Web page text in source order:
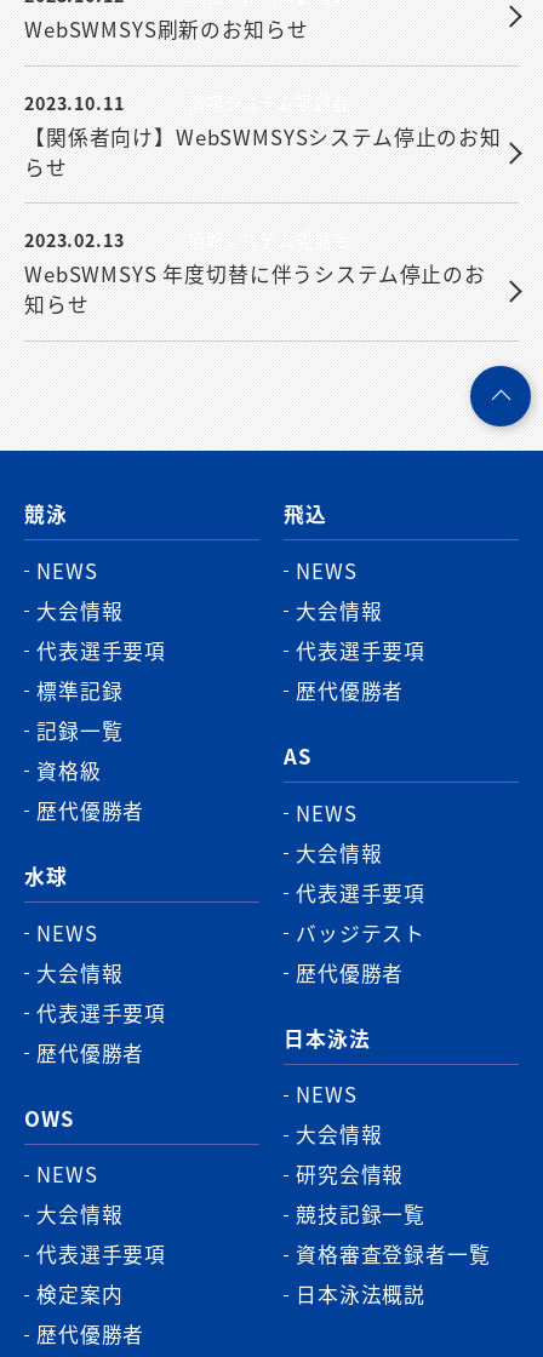
WebSWMSYS刷新のお知らせ
2023.10.11 情報システム委員会
【関係者向け】WebSWMSYSシステム停止のお知
らせ
2023.02.13 情報システム委員会
WebSWMSYS 年度切替に伴うシステム停止のお
知らせ
競泳
NEWS
大会情報
代表選手要項
標準記録
記録一覧
資格級
歴代優勝者
水球
NEWS
大会情報
代表選手要項
歴代優勝者
OWS
NEWS
大会情報
代表選手要項
検定案内
歴代優勝者
飛込
NEWS
大会情報
代表選手要項
歴代優勝者
AS
NEWS
大会情報
代表選手要項
バッジテスト
歴代優勝者
日本泳法
NEWS
大会情報
研究会情報
競技記録一覧
資格審査登録者一覧
日本泳法概説